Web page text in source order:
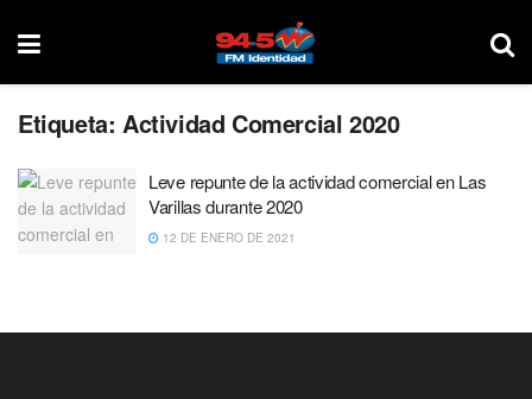
Etiqueta: Actividad Comercial 2020
Leve repunte de la actividad comercial en Las
Varillas durante 2020
12 DE ENERO DE 2021